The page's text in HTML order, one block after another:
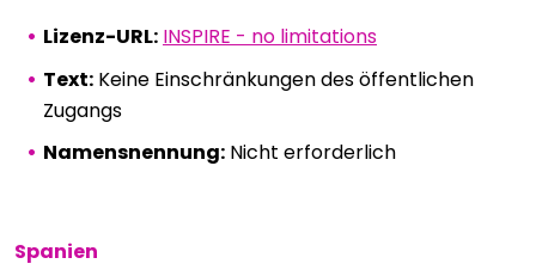
Lizenz-URL: INSPIRE - no limitations
Text:Keine Einschränkungen des öffentlichen
Zugangs
Namensnennung:Nicht erforderlich
Spanien